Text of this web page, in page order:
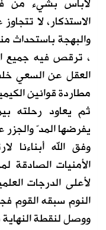
لابأس بشيء من
الاستذكار، لا
والبهجة باستحداث
، ترقص فيه جميع
العقل عن السعي
مطاردة قوانين
ثم يعاود رحلته
يفرضها المدّ
وفق الله أبناءنا
الأمنيات
لأعلى الدرجات
النوم سبقه القوم
ووصل لنقطة